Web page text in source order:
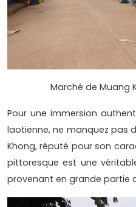
Marché de Muang
Pour une immersion
laotienne, ne manquez pas
Khong, réputé pour son
pittoresque est une
provenant en grande partie